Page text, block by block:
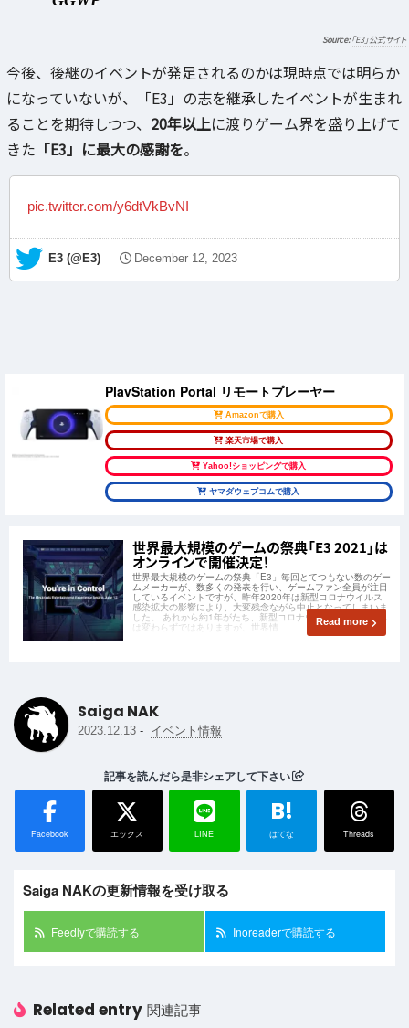
「E3」公式サイト
今後、後継のイベントが発足されるのかは現時点では明らか
になっていないが、「E3」の志を継承したイベントが生まれ
ることを期待しつつ、 20年以上に渡りゲーム界を盛り上げて
きた 「E3」に最大の感謝を。
pic.twitter.com/y6dtVkBvNI
— E3 (@E3) December 12, 2023
PlayStation Portal リモートプレーヤー
Amazonで購入
楽天市場で購入
Yahoo!ショッピングで購入
ヤマダウェブコムで購入
世界最大規模のゲームの祭典「E3 2021」は
オンラインで開催決定！
世界最大規模のゲームの祭典「E3」毎回とてつもない数のゲー
ムメーカーが、数多くの発表を行い、ゲームファン全員が注目
しているイベントですが、昨年2020年は新型コロナウイルス
感染拡大の影響により、大変残念ながら中止となってしまいま
した。 あれから約1年がたち、新型コロナウイルスによる驚異
は変わらずではありますが、世界情 Read more
Saiga NAK
2023.12.13 - イベント情報
記事を読んだら是非シェアして下さい
Facebook エックス LINE
B!
はてな Threads
Saiga NAKの更新情報を受け取る
Feedlyで購読する Inoreaderで購読する
Related entry 関連記事